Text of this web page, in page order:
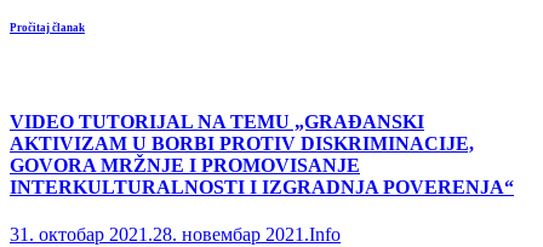
Pročitaj članak
VIDEO TUTORIJAL NA TEMU „GRAĐANSKI
AKTIVIZAM U BORBI PROTIV DISKRIMINACIJE,
GOVORA MRŽNJE I PROMOVISANJE
INTERKULTURALNOSTI I IZGRADNJA POVERENJA“
31. октобар 2021.28. новембар 2021.Info